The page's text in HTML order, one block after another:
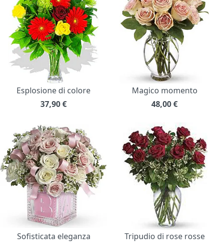
Esplosione di colore
37,90€
Magico momento
48,00€
Sofisticata eleganza
Tripudio di rose rosse